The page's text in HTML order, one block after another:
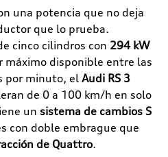
una potencia que no deja
que lo prueba.
cinco cilindros con 294 kW
máximo disponible entre las
por minuto, el Audi RS 3
de 0 a 100 km/h en solo
un sistema de cambios S
con doble embrague que
de Quattro.